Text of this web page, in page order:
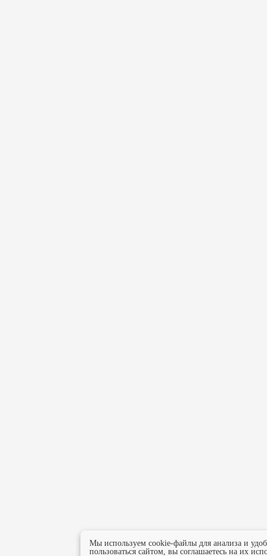
Мы используем cookie-файлы для анализа и
пользоваться сайтом, вы соглашаетесь на их